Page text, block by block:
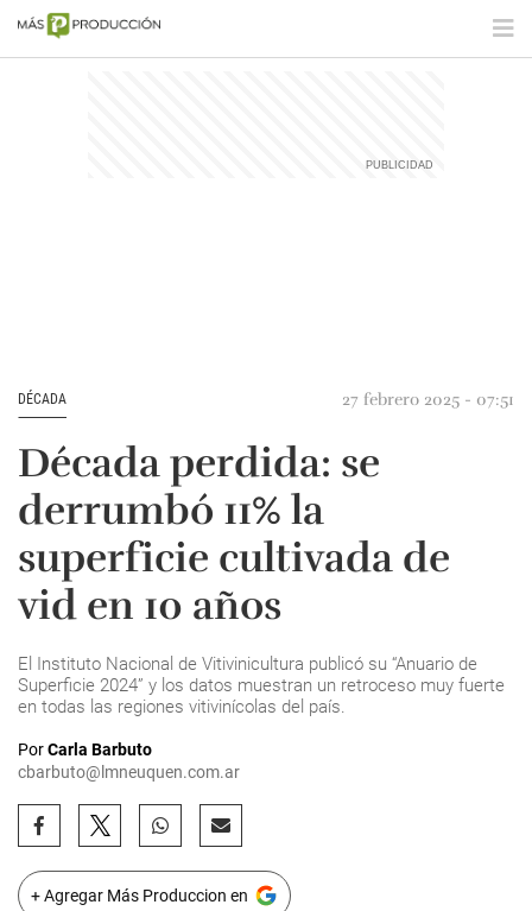
DÉCADA 27 febrero 2025 - 07:51
Década perdida: se
derrumbó 11% la
superficie cultivada de
vid en 10 años
El Instituto Nacional de Vitivinicultura publicó su “Anuario de
Superficie 2024” y los datos muestran un retroceso muy fuerte
en todas las regiones vitivinícolas del país.
PorCarla Barbuto
cbarbuto@lmneuquen.com.ar
+ Agregar Más Produccion en